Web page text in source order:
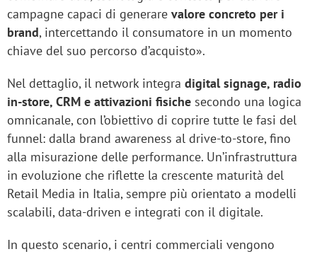
campagne capaci di generare valore concreto per i
brand, intercettando il consumatore in un momento
chiave del suo percorso d’acquisto».
Nel dettaglio, il network integra digital signage, radio
in-store, CRM e attivazioni fisiche secondo una logica
omnicanale, con l’obiettivo di coprire tutte le fasi del
funnel: dalla brand awareness al drive-to-store, fino
alla misurazione delle performance. Un’infrastruttura
in evoluzione che riflette la crescente maturità del
Retail Media in Italia, sempre più orientato a modelli
scalabili, data-driven e integrati con il digitale.
In questo scenario, i centri commerciali vengono